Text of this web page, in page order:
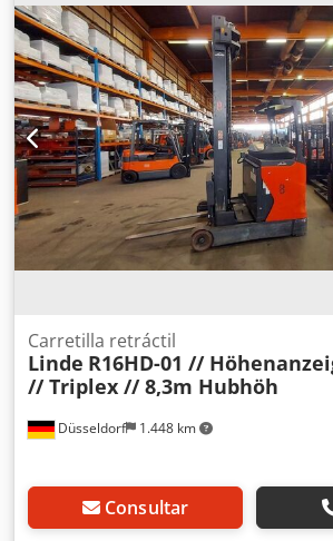
la horquilla:1.100 mm, tipo de
Carretilla elevadora eléctrica de 3
500 Clase ISO: ISO clase 2 = 1.000 -
Telescópico Caja de cambios:
técnico: Muy bueno Neumáticos
Superelástico Neumáticos delanteros
Neumáticos traseros Tipo: Superelastic
neumáticos traseros: 15x4/5-8 Voltios
de batería: 625Ah Fabricante de la
S T Nofx Aphja Año de construcción de
Descripción: Incl. cargador
válvula, luces de trabajo delanteras,
Düsseldorf 1.448 km
Carretilla retráctil
Linde R16HD-01 //
// Triplex // 8,3m Hubhöh
Consultar